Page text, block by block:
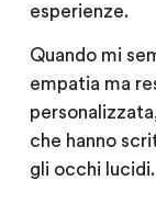
esperienze.
Quando mi
empatia ma
che hanno
gli occhi lucidi.